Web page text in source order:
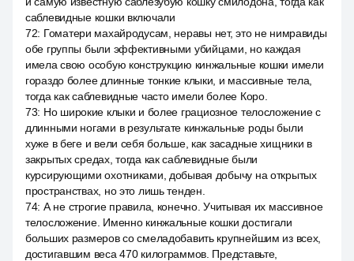
саблевидные кошки включали
72: Гоматери махайродусам, неравы нет, это не нимравиды
обе группы были эффективными убийцами, но каждая
имела свою особую конструкцию кинжальные кошки имели
гораздо более длинные тонкие клыки, и массивные тела,
тогда как саблевидные часто имели более Коро.
73: Но широкие клыки и более грациозное телосложение с
длинными ногами в результате кинжальные роды были
хуже в беге и вели себя больше, как засадные хищники в
закрытых средах, тогда как саблевидные были
курсирующими охотниками, добывая добычу на открытых
пространствах, но это лишь тенден.
74: А не строгие правила, конечно. Учитывая их массивное
телосложение. Именно кинжальные кошки достигали
больших размеров со смеладобавить крупнейшим из всех,
достигавшим веса 470 килограммов. Представьте,